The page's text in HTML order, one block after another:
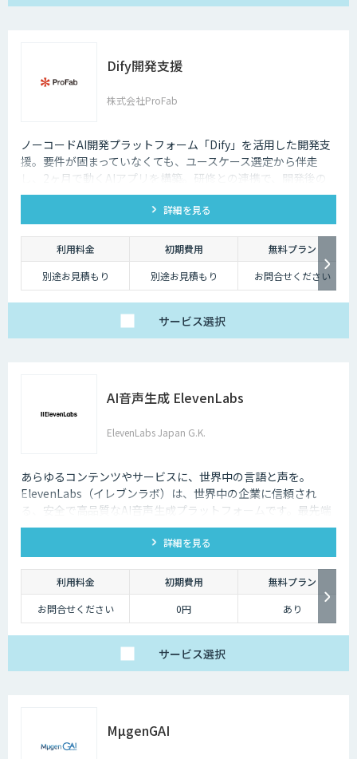
Dify開発支援
株式会社ProFab
ノーコードAI開発プラットフォーム「Dify」を活用した開発支
援。要件が固まっていなくても、ユースケース選定から伴走
し、2ヶ月で動くAIアプリを構築。研修との連携で、開発後の
内製化・自走までサポートします。
詳細を見る
利用料金 初期費用
無料プラン
別途お見積もり
別途お見積もり お問合せください
サービス選択
AI音声生成 ElevenLabs
ElevenLabs Japan G.K.
あらゆるコンテンツやサービスに、世界中の言語と声を。
ElevenLabs（イレブンラボ）は、世界中の企業に信頼され
る、安全で高品質なAI音声生成プラットフォームです。最先端
の技術で自然な音声を生成し、多言語対応やボイスクローニン
グ機能も、悪用を防ぐ倫理的ガードレールの中で提供します。
詳細を見る
利用料金 初期費用
無料プラン
お問合せください
0円 あり
サービス選択
MµgenGAI